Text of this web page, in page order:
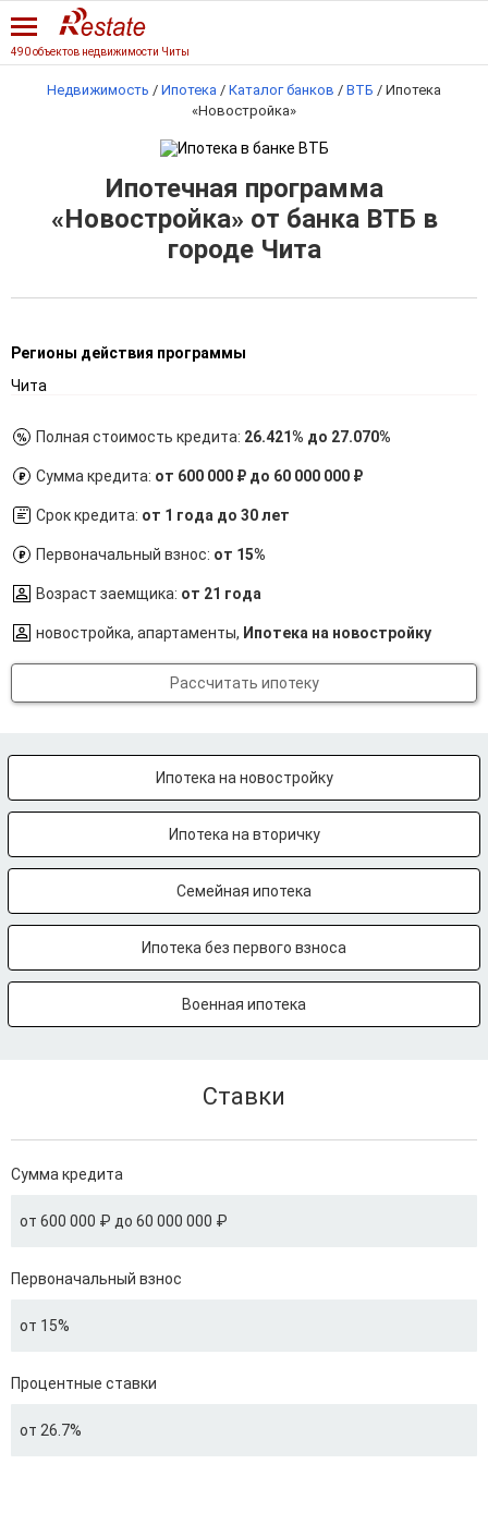
490 объектов недвижимости Читы
Недвижимость / Ипотека / Каталог банков / ВТБ / Ипотека
«Новостройка»
Ипотечная программа
«Новостройка» от банка ВТБ в
городе Чита
Регионы действия программы
Чита
Полная стоимость кредита: 26.421% до 27.070%
Сумма кредита: от 600 000 ₽ до 60 000 000 ₽
Срок кредита: от 1 года до 30 лет
Первоначальный взнос: от 15%
Возраст заемщика: от 21 года
новостройка, апартаменты, Ипотека на новостройку
Рассчитать ипотеку
Ипотека на новостройку
Ипотека на вторичку
Семейная ипотека
Ипотека без первого взноса
Военная ипотека
Ставки
Сумма кредита
от 600 000 ₽ до 60 000 000 ₽
Первоначальный взнос
от 15%
Процентные ставки
от 26.7%